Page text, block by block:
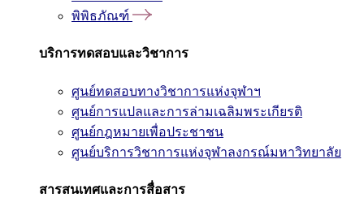
พิพิธภัณฑ์
บริการทดสอบและวิชาการ
ศูนย์ทดสอบทางวิชาการแห่งจุฬาฯ
ศูนย์การแปลและการล่ามเฉลิมพระเกียรติ
ศูนย์กฎหมายเพื่อประชาชน
ศูนย์บริการวิชาการแห่งจุฬาลงกรณ์มหาวิทยาลัย
สารสนเทศและการสื่อสาร